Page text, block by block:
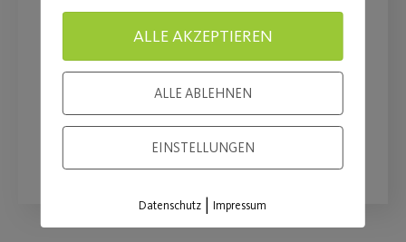
Schwimmlehrerin
Angelika Warnick lehrt Schwimmen an
ihrer ehemaligen Grundschule
WEITERLESEN
ALLE AKZEPTIEREN
ALLE ABLEHNEN
EINSTELLUNGEN
Datenschutz |Impressum